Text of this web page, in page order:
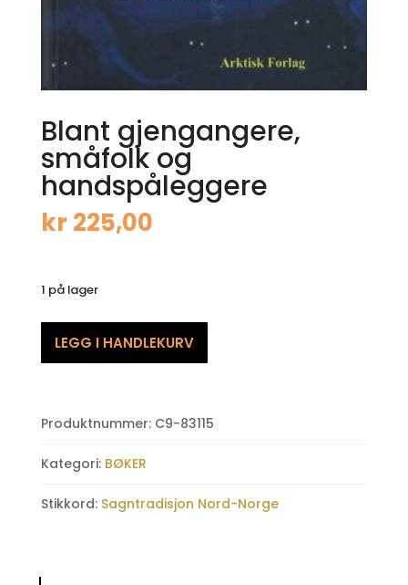
Blant gjengangere,
småfolk og
handspåleggere
kr 225,00
1 på lager
gjengangere,
handspåleggere
LEGG I HANDLEKURV
Produktnummer: C9-83115
Kategori: BØKER
Stikkord: Sagntradisjon Nord-Norge